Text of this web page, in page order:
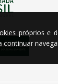
próprios e
continuar